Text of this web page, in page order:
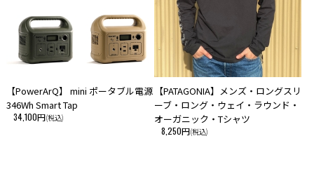
【PowerArQ】 mini ポータブル電源
346Wh Smart Tap
34,100円(税込)
【PATAGONIA】メンズ・ロングスリ
ーブ・ロング・ウェイ・ラウンド・
オーガニック・Tシャツ
8,250円(税込)